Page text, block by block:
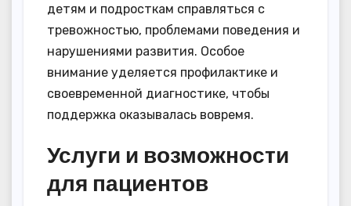
детям и подросткам справляться с
тревожностью, проблемами поведения и
нарушениями развития. Особое
внимание уделяется профилактике и
своевременной диагностике, чтобы
поддержка оказывалась вовремя.
Услуги и возможности
для пациентов